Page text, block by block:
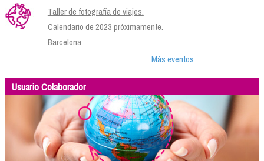
Taller de fotografía de viajes.
Calendario de 2023 próximamente.
Barcelona
Más eventos
Usuario Colaborador